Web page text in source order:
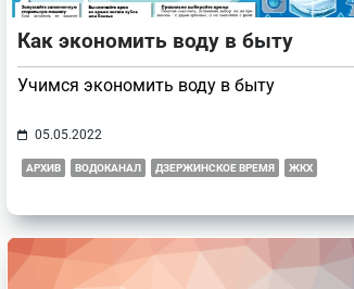
Как экономить воду в быту
Учимся экономить воду в быту
05.05.2022
АРХИВ ВОДОКАНАЛ ДЗЕРЖИНСКОЕ ВРЕМЯ ЖКХ